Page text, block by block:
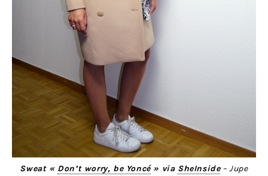
Sweat « Don’t worry, be Yoncé» via SheInside– Jupe